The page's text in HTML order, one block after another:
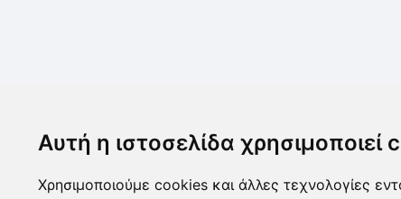
Αυτή η ιστοσελίδα χρησιμοποιεί
Χρησιμοποιούμε cookies και άλλες τεχνολογίες